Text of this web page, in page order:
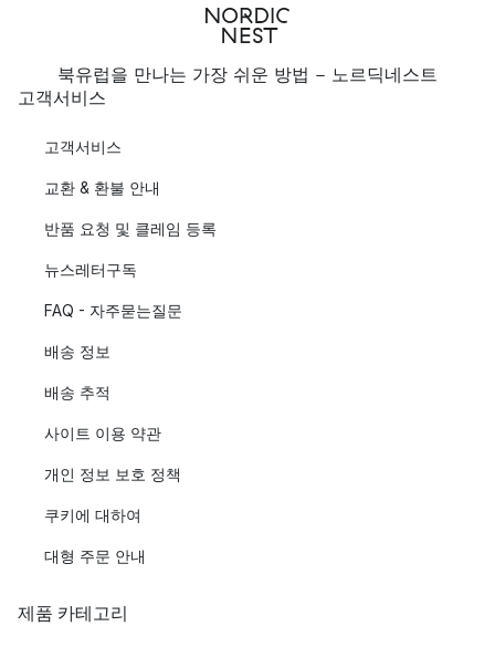
북유럽을 만나는 가장 쉬운 방법 - 노르딕네스트
고객서비스
고객서비스
교환 & 환불 안내
반품 요청 및 클레임 등록
뉴스레터구독
FAQ - 자주묻는질문
배송 정보
배송 추적
사이트 이용 약관
개인 정보 보호 정책
쿠키에 대하여
대형 주문 안내
제품 카테고리